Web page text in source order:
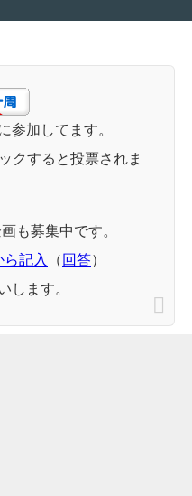
参加してます。
クすると投票されま
も募集中です。
記入
（ 回答）
します。